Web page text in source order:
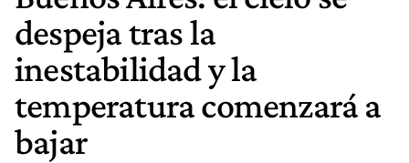
despeja tras la
inestabilidad y la
temperatura comenzará a
bajar